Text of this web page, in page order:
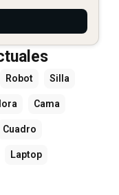
Robot Silla
Cama
Cuadro
Laptop